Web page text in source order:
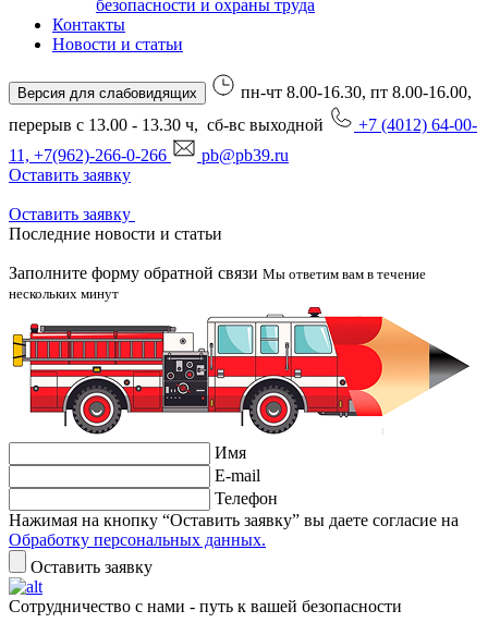
безопасности и охраны труда
Контакты
Новости и статьи
Версия для слабовидящих
пн-чт 8.00-16.30, пт 8.00-16.00,
перерыв с 13.00 - 13.30 ч, сб-вс выходной
+7 (4012) 64-00-
11, +7(962)-266-0-266
pb@pb39.ru
Оставить заявку
Оставить заявку
Последние новости и статьи
Заполните форму обратной связи Мы ответим вам в течение
нескольких минут
Имя
E-mail
Телефон
Нажимая на кнопку “Оставить заявку” вы даете согласие на
Обработку персональных данных.
Оставить заявку
Сотрудничество с нами - путь к вашей безопасности